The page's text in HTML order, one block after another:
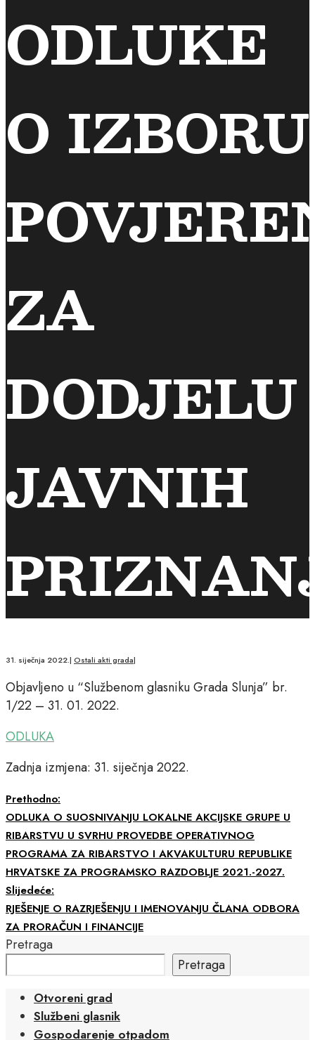
ODLUKE
O IZBORU
ZA
DODJELU
JAVNIH
31. siječnja 2022.| Ostali akti grada|
Objavljeno u “Službenom glasniku Grada Slunja” br.
1/22 – 31. 01. 2022.
ODLUKA
Zadnja izmjena: 31. siječnja 2022.
Prethodno:
ODLUKA O SUOSNIVANJU LOKALNE AKCIJSKE GRUPE U
RIBARSTVU U SVRHU PROVEDBE OPERATIVNOG
PROGRAMA ZA RIBARSTVO I AKVAKULTURU REPUBLIKE
HRVATSKE ZA PROGRAMSKO RAZDOBLJE 2021.-2027.
Slijedeće:
RJEŠENJE O RAZRJEŠENJU I IMENOVANJU ČLANA ODBORA
ZA PRORAČUN I FINANCIJE
Pretraga
Pretraga
Otvoreni grad
Službeni glasnik
Gospodarenje otpadom